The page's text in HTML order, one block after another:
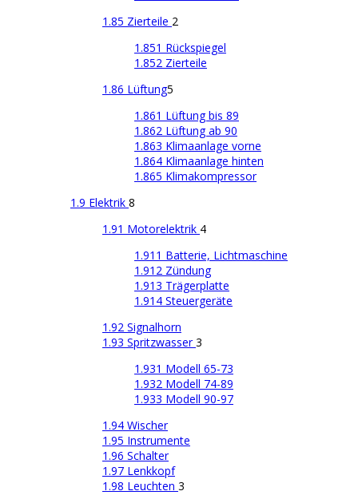
1.85 Zierteile 2
1.851 Rückspiegel
1.852 Zierteile
1.86 Lüftung5
1.861 Lüftung bis 89
1.862 Lüftung ab 90
1.863 Klimaanlage vorne
1.864 Klimaanlage hinten
1.865 Klimakompressor
1.9 Elektrik 8
1.91 Motorelektrik 4
1.911 Batterie, Lichtmaschine
1.912 Zündung
1.913 Trägerplatte
1.914 Steuergeräte
1.92 Signalhorn
1.93 Spritzwasser3
1.931 Modell 65-73
1.932 Modell 74-89
1.933 Modell 90-97
1.94 Wischer
1.95 Instrumente
1.96 Schalter
1.97 Lenkkopf
1.98 Leuchten 3